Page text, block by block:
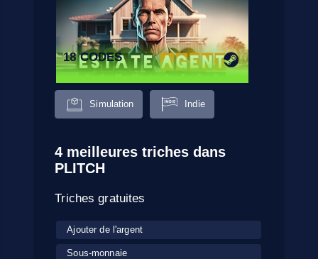
18 CODES
Simulation Indie
4 meilleures triches dans
PLITCH
Triches gratuites
Ajouter de l'argent
Sous-monnaie